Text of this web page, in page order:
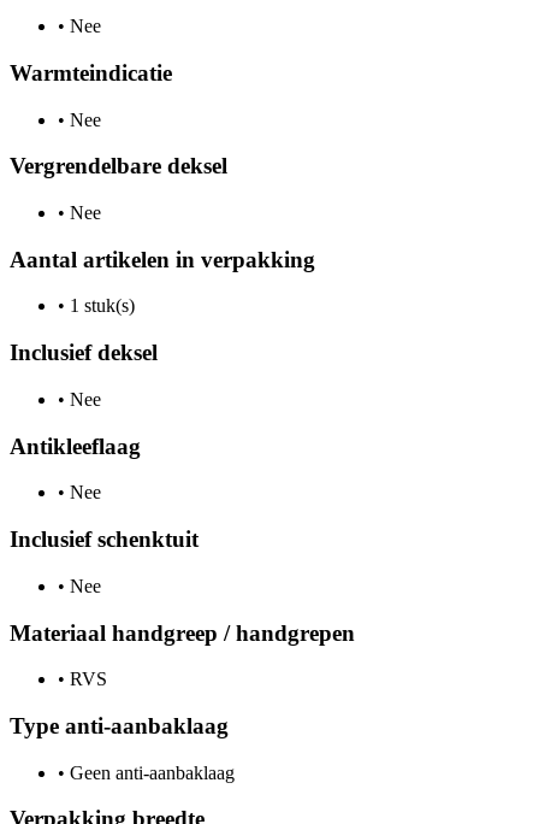
• Nee
Warmteindicatie
• Nee
Vergrendelbare deksel
• Nee
Aantal artikelen in verpakking
• 1 stuk(s)
Inclusief deksel
• Nee
Antikleeflaag
• Nee
Inclusief schenktuit
• Nee
Materiaal handgreep / handgrepen
• RVS
Type anti-aanbaklaag
• Geen anti-aanbaklaag